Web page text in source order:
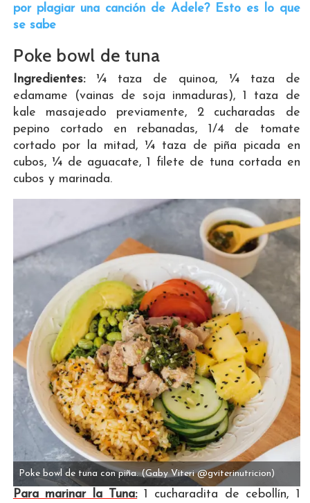
por plagiar una canción de Adele? Esto es lo que
se sabe
Poke bowl de tuna
Ingredientes: ¼ taza de quinoa, ¼ taza de
edamame (vainas de soja inmaduras), 1 taza de
kale masajeado previamente, 2 cucharadas de
pepino cortado en rebanadas, 1/4 de tomate
cortado por la mitad, ¼ taza de piña picada en
cubos, ¼ de aguacate, 1 filete de tuna cortada en
cubos y marinada.
Poke bowl de tuna con piña. (Gaby Viteri @gviterinutricion)
Para marinar la Tuna:1 cucharadita de cebollín, 1